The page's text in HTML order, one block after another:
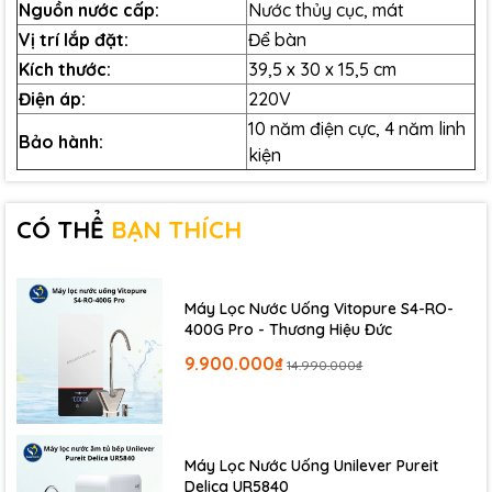
Chứng nhận KCL Tiêu chuẩn nước uống Phóng
thí nghiệm KCL Hàn Quốc
Chứng nhận CE Tiêu chuẩn chất lượng Châu Âu
Đạt Giải thưởng “Sản phẩm tốt nhất cho gia
đình, trẻ em” – Bộ Lao Động
Danh thủ Nguyễn Hồng Sơn tin chọn Fuji Smart
P9
Nguồn nước cấp:
Nước thủy cục, mát
Vị trí lắp đặt:
Để bàn
Kích thước:
39,5 x 30 x 15,5 cm
Điện áp:
220V
Bảo hành:
10 năm điện cực, 4 năm linh
kiện
CÓ THỂ BẠN THÍCH
Máy Lọc Nước Uống Vitopure S4-RO-
400G Pro - Thương Hiệu Đức
9.900.000₫ 14.990.000₫
Máy Lọc Nước Uống Unilever Pureit
Delica UR5840